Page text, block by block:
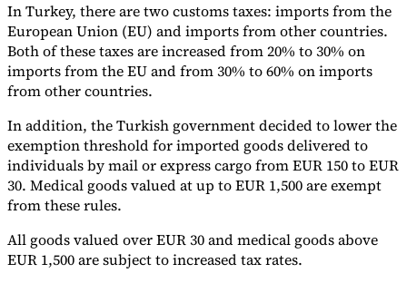
Werkzeuge
VAT-Rechner
GST-Rechner Verkaufssteuer-Rechner
VAT-
NummernprüferTracker für E-Rechnungs-Mandate
In Turkey, there are two customs taxes: imports from the
European Union (EU) and imports from other countries.
Both of these taxes are increased from 20% to 30% on
imports from the EU and from 30% to 60% on imports
from other countries.
In addition, the Turkish government decided to lower the
exemption threshold for imported goods delivered to
individuals by mail or express cargo from EUR 150 to EUR
30. Medical goods valued at up to EUR 1,500 are exempt
from these rules.
All goods valued over EUR 30 and medical goods above
EUR 1,500 are subject to increased tax rates.